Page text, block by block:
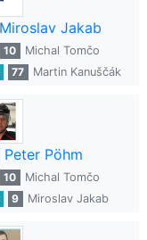
Miroslav Jakab
10
Michal Tomčo
77 Martin Kanuščák
Peter Pöhm
10
Michal Tomčo
9 Miroslav Jakab